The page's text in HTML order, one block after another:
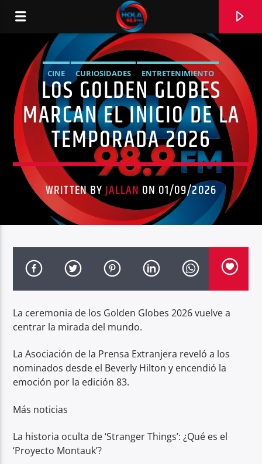
RADIO HOLA
0:00
Radio hola
CINE CURIOSIDADES
ENTRETENIMIENTO
GLOBOS DE ORO
MUNDO MÚSICA
NOTICIAS
PREMIOS OSCAR
TENDENCIAS
LOS GOLDEN GLOBES
MARCAN EL INICIO DE LA
TEMPORADA 2026
WRITTEN BYJALLAN ON 01/09/2026
La ceremonia de los Golden Globes 2026 vuelve a
centrar la mirada del mundo.
La Asociación de la Prensa Extranjera reveló a los
nominados desde el Beverly Hilton y encendió la
emoción por la edición 83.
Más noticias
La historia oculta de ‘Stranger Things’: ¿Qué es el
‘Proyecto Montauk’?